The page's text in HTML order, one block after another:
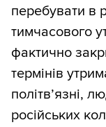
перебувати в
тимчасового
фактично
термінів
політв’язні,
російських